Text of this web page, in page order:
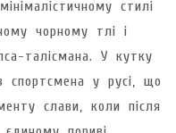
стилі
чорному тлі і
талісмана. У кутку
спортсмена у русі, що
слави, коли після